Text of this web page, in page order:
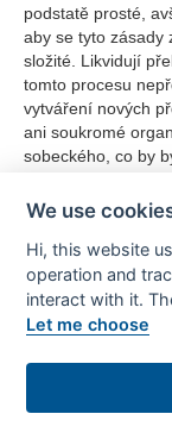
podstatě prosté,
aby se tyto zásady
složité. Likvidují
tomto procesu
vytváření nových
ani soukromé
sobeckého, co by
nedokonalostmi, je
3.
3.1 Příloha k této
přehled platného
činnosti. Tato
způsob, jakým
We use
Hi, this website
operation and
interact with it.
Let me choose